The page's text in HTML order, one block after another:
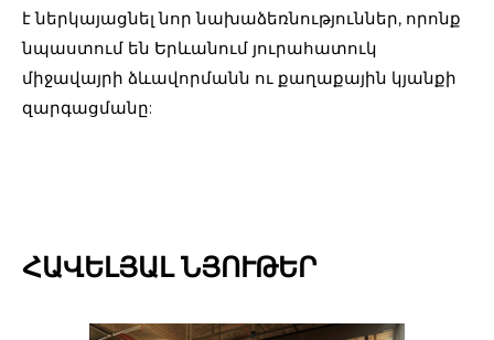
է ներկայացնել նոր նախաձեռնություններ, որոնք
նպաստում են Երևանում յուրահատուկ
միջավայրի ձևավորմանն ու քաղաքային կյանքի
զարգացմանը:
ՀԱՎԵԼՅԱԼ ՆՅՈՒԹԵՐ